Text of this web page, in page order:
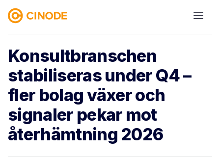
Konsultbranschen
stabiliseras under Q4 –
fler bolag växer och
signaler pekar mot
återhämtning 2026